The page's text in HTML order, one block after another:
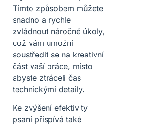
Tímto způsobem můžete
snadno a rychle
zvládnout náročné úkoly,
což vám umožní
soustředit se na kreativní
část vaší práce, místo
abyste ztráceli čas
technickými detaily.
Ke zvýšení efektivity
psaní přispívá také